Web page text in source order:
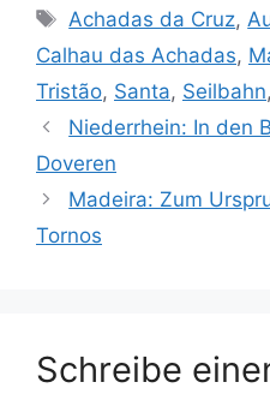
Schlagwörter
Achadas da Cruz,
Calhau das Achadas,
Tristão, Santa, Seilbahn,
Niederrhein: In den
Doveren
Madeira: Zum
Tornos
Schreibe